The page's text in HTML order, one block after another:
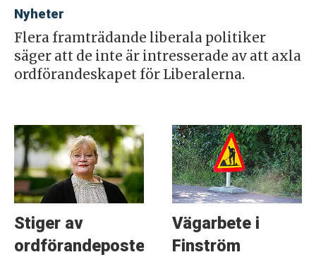
Nyheter
Flera framträdande liberala politiker
säger att de inte är intresserade av att axla
ordförandeskapet för Liberalerna.
Stiger av
ordförandeposten
Vägarbete i
Finström